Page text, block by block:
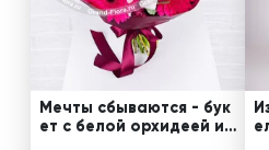
Мечты сбываются - бук
ет с белой орхидеей и